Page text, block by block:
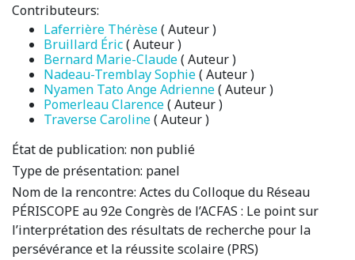
Contributeurs:
Laferrière Thérèse( Auteur )
Bruillard Éric( Auteur )
Bernard Marie-Claude( Auteur )
Nadeau-Tremblay Sophie( Auteur )
Nyamen Tato Ange Adrienne( Auteur )
Pomerleau Clarence( Auteur )
Traverse Caroline( Auteur )
État de publication: non publié
Type de présentation: panel
Nom de la rencontre: Actes du Colloque du Réseau
PÉRISCOPE au 92e Congrès de l’ACFAS : Le point sur
l’interprétation des résultats de recherche pour la
persévérance et la réussite scolaire (PRS)